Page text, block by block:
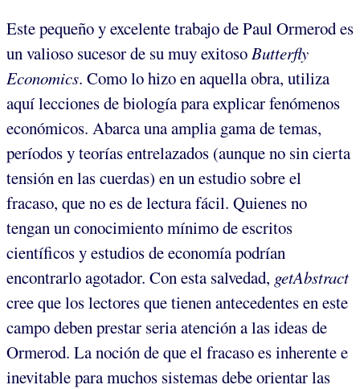
Este pequeño y excelente trabajo de Paul Ormerod es
un valioso sucesor de su muy exitoso Butterfly
Economics. Como lo hizo en aquella obra, utiliza
aquí lecciones de biología para explicar fenómenos
económicos. Abarca una amplia gama de temas,
períodos y teorías entrelazados (aunque no sin cierta
tensión en las cuerdas) en un estudio sobre el
fracaso, que no es de lectura fácil. Quienes no
tengan un conocimiento mínimo de escritos
científicos y estudios de economía podrían
encontrarlo agotador. Con esta salvedad, getAbstract
cree que los lectores que tienen antecedentes en este
campo deben prestar seria atención a las ideas de
Ormerod. La noción de que el fracaso es inherente e
inevitable para muchos sistemas debe orientar las